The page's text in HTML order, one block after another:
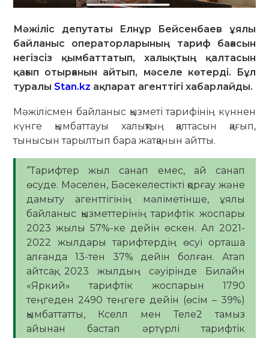
Мәжіліс депутаты Елнұр Бейсенбаев ұялы
байланыс операторларының тариф бағасын
негізсіз қымбаттатып, халықтың қалтасын
қағып отырғанын айтып, мәселе көтерді. Бұл
туралы Stan.kz ақпарат агенттігі хабарлайды.
Мәжілісмен байланыс қызметі тарифінің күннен
күнге қымбаттауы халықтың қалтасын қағып,
тынысын тарылтып бара жатқанын айтты.
“Тарифтер жыл санап емес, ай санап
өсуде. Мәселен, Бәсекелестікті қорғау және
дамыту агенттігінің мәліметінше, ұялы
байланыс қызметтерінің тарифтік жоспары
2023 жылы 57%-ке дейін өскен. Ал 2021-
2022 жылдары тарифтердің өсуі орташа
алғанда 13-тен 37% дейін болған. Атап
айтсақ, 2023 жылдың сәуірінде Билайн
«Яркий» тарифтік жоспарын 1790
теңгеден 2490 теңгеге дейін (өсім – 39%)
қымбаттатты, Кселл мен Теле2 тамыз
айынан бастап әртүрлі тарифтік